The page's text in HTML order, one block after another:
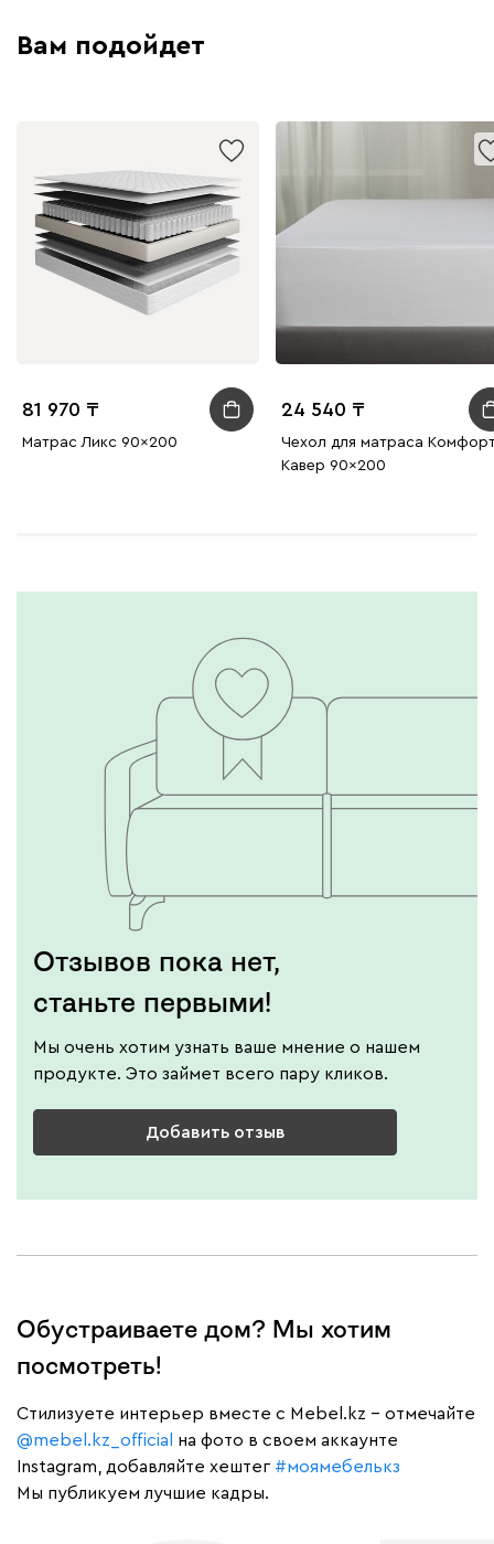
Вам подойдет
81 970
Матрас Ликс 90x200
24 540
Чехол для матраса
Кавер 90x200
Отзывов пока нет,
станьте первыми!
Мы очень хотим узнать ваше мнение о нашем
продукте. Это займет всего пару кликов.
Добавить отзыв
Обустраиваете дом? Мы хотим
посмотреть!
Cтилизуете интерьер вместе с Mebel.kz – отмечайте
@mebel.kz_official
на фото в своем аккаунте
Instagram, добавляйте хештег #моямебелькз
Мы публикуем лучшие кадры.